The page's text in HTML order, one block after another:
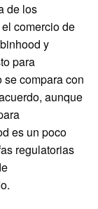
de los
comercio de
y
para
compara con
aunque
es un poco
regulatorias